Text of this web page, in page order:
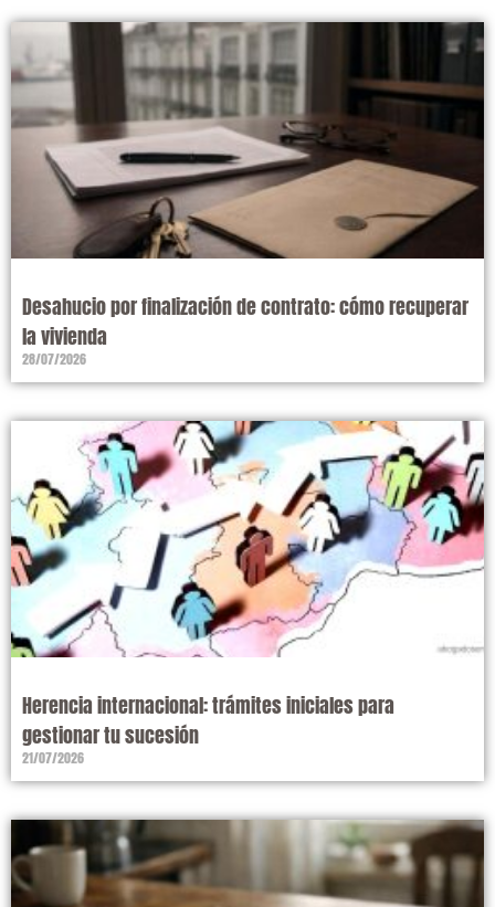
Desahucio por finalización de contrato: cómo recuperar
la vivienda
28/07/2026
Herencia internacional: trámites iniciales para
gestionar tu sucesión
21/07/2026